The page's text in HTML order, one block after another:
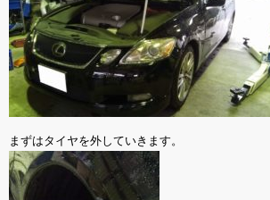
まずはタイヤを外していきます。